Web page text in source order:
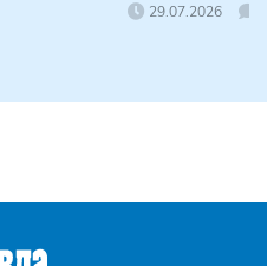
29.07.2026